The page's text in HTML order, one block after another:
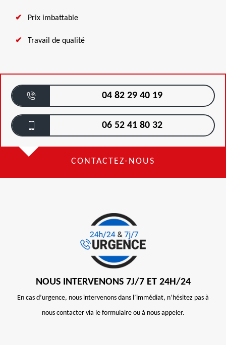
Prix imbattable
Travail de qualité
04 82 29 40 19
06 52 41 80 32
CONTACTEZ-NOUS
NOUS INTERVENONS 7J/7 ET 24H/24
En cas d’urgence, nous intervenons dans l’immédiat, n’hésitez pas à
nous contacter via le formulaire ou à nous appeler.